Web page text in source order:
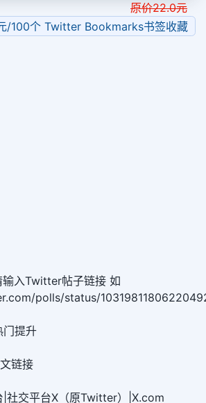
原价22.0元
/100个 Twitter Bookmarks书签收藏
输入Twitter帖子链接 如
polls/status/
提升
链接
|社交平台X（原Twitter）|X.com